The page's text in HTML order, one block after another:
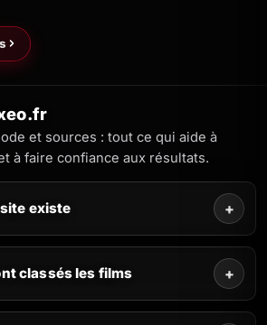
et sources : tout ce qui aide à
à faire confiance aux résultats.
existe +
classés les films +